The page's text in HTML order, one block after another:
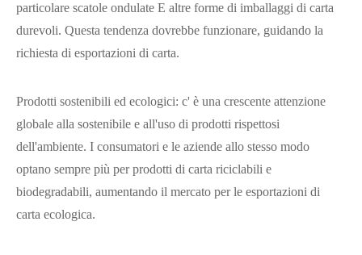
particolare scatole ondulate E altre forme di imballaggi di carta
durevoli. Questa tendenza dovrebbe funzionare, guidando la
richiesta di esportazioni di carta.
Prodotti sostenibili ed ecologici: c' è una crescente attenzione
globale alla sostenibile e all'uso di prodotti rispettosi
dell'ambiente. I consumatori e le aziende allo stesso modo
optano sempre più per prodotti di carta riciclabili e
biodegradabili, aumentando il mercato per le esportazioni di
carta ecologica.